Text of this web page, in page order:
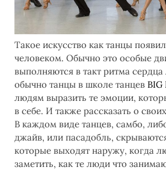
Такое искусство как танцы
человеком. Обычно это особые
выполняются в такт ритма
обычно танцы в школе танцев BIG
людям выразить те эмоции,
в себе. И также рассказать о
В каждом виде танцев, самбо,
джайв, или пасадобль,
которые выходят наружу, когда
заметить, как те люди что